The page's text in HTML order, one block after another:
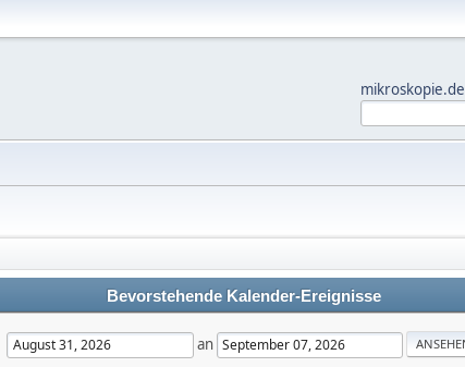
mikroskopie.de
Bevorstehende Kalender-Ereignisse
an